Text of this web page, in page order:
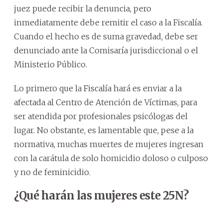
juez puede recibir la denuncia, pero
inmediatamente debe remitir el caso a la Fiscalía.
Cuando el hecho es de suma gravedad, debe ser
denunciado ante la Comisaría jurisdiccional o el
Ministerio Público.
Lo primero que la Fiscalía hará es enviar a la
afectada al Centro de Atención de Víctimas, para
ser atendida por profesionales psicólogas del
lugar. No obstante, es lamentable que, pese a la
normativa, muchas muertes de mujeres ingresan
con la carátula de solo homicidio doloso o culposo
y no de feminicidio.
¿Qué harán las mujeres este 25N?